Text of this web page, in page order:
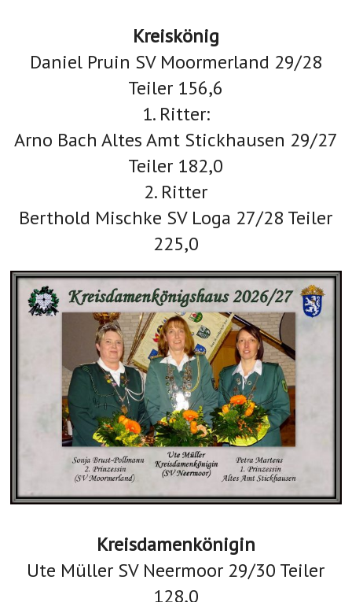
Kreiskönig
Daniel Pruin SV Moormerland 29/28
Teiler 156,6
1. Ritter:
Arno Bach Altes Amt Stickhausen 29/27
Teiler 182,0
2. Ritter
Berthold Mischke SV Loga 27/28 Teiler
225,0
Kreisdamenkönigin
Ute Müller SV Neermoor 29/30 Teiler
128,0